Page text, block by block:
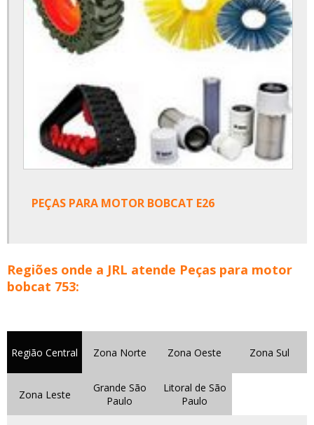
PEÇAS PARA MOTOR BOBCAT E26
Regiões onde a JRL atende Peças para motor
bobcat 753:
Região Central Zona Norte Zona Oeste Zona Sul
Zona Leste
Grande São
Paulo
Litoral de São
Paulo